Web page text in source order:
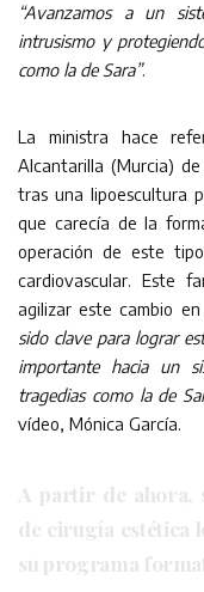
“Avanzamos a un
intrusismo y
como la de Sara”.
La ministra hace
Alcantarilla (Murcia)
tras una lipoescultura
que carecía de la
operación de este
cardiovascular. Este
agilizar este cambio
sido clave para lograr
importante hacia un
tragedias como la de
vídeo, Mónica García.
A partir de ahora,
de cirugía estética
su programa